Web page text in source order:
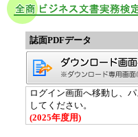
誌面PDFデータ
ログイン画面へ移動し、
してください。
(2025年度用)